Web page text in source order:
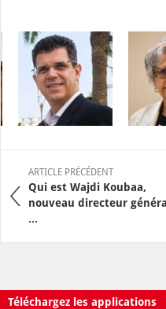
ARTICLE PRÉCÉDENT
Qui est Wajdi Koubaa,
nouveau directeur général
...
Téléchargez les applications